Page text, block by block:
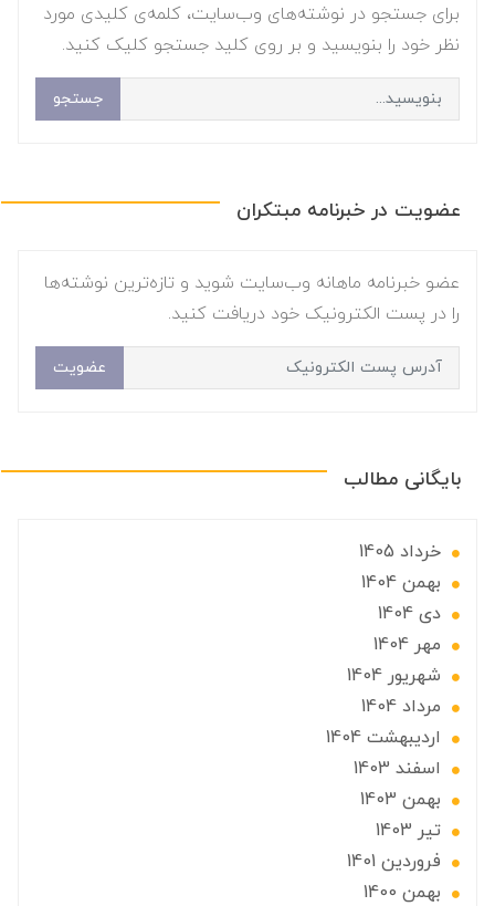
برای جستجو در نوشته‌های وب‌سایت، کلمه‌ی کلیدی مورد
نظر خود را بنویسید و بر روی کلید جستجو کلیک کنید.
جستجو
عضویت در خبرنامه مبتکران
عضو خبرنامه ماهانه وب‌سایت شوید و تازه‌ترین نوشته‌ها
را در پست الکترونیک خود دریافت کنید.
عضویت
بایگانی مطالب
خرداد 1405
بهمن 1404
دی 1404
مهر 1404
شهریور 1404
مرداد 1404
ارديبهشت 1404
اسفند 1403
بهمن 1403
تير 1403
فروردین 1401
بهمن 1400